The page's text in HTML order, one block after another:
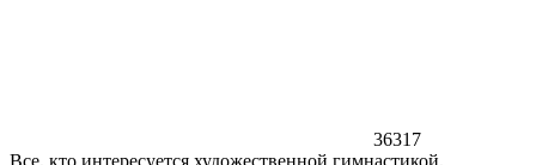
36317
Все, кто интересуется художественной гимнастикой,